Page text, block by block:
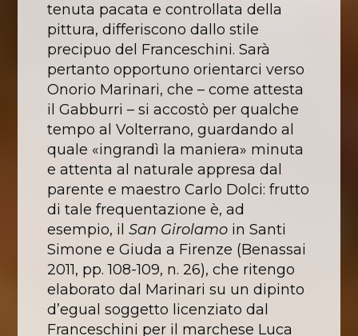
tenuta pacata e controllata della
pittura, differiscono dallo stile
precipuo del Franceschini. Sarà
pertanto opportuno orientarci verso
Onorio Marinari, che – come attesta
il Gabburri – si accostò per qualche
tempo al Volterrano, guardando al
quale «ingrandì la maniera» minuta
e attenta al naturale appresa dal
parente e maestro Carlo Dolci: frutto
di tale frequentazione è, ad
esempio, il San Girolamoin Santi
Simone e Giuda a Firenze (Benassai
2011, pp. 108-109, n. 26), che ritengo
elaborato dal Marinari su un dipinto
d’egual soggetto licenziato dal
Franceschini per il marchese Luca